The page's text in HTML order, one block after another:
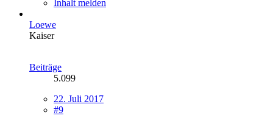
Inhalt melden
Loewe
Kaiser
Beiträge
5.099
22. Juli 2017
#9